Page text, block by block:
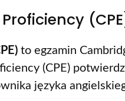
to egzamin
(CPE)
języka